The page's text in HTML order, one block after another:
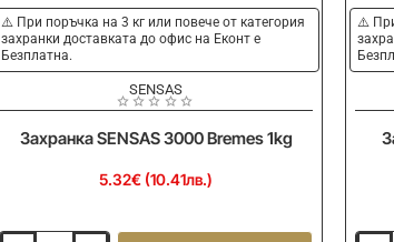
⚠️ При поръчка на 3 кг или повече от категория
захранки доставката до офис на Еконт е
Безплатна.
SENSAS
Захранка SENSAS 3000 Bremes 1kg
5.32€ (10.41лв.)
⚠️ При